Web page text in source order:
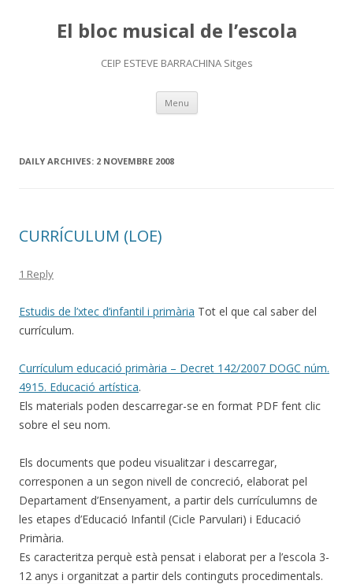
El bloc musical de l’escola
CEIP ESTEVE BARRACHINA Sitges
Menu Skip
content
DAILY ARCHIVES: 2 NOVEMBRE 2008
CURRÍCULUM (LOE)
1 Reply
Estudis de l’xtec d’infantil i primària Tot el que cal saber del
currículum.
Currículum educació primària – Decret 142/2007 DOGC núm.
4915. Educació artística.
Els materials poden descarregar-se en format PDF fent clic
sobre el seu nom.
Els documents que podeu visualitzar i descarregar,
corresponen a un segon nivell de concreció, elaborat pel
Departament d’Ensenyament, a partir dels currículumns de
les etapes d’Educació Infantil (Cicle Parvulari) i Educació
Primària.
Es caracteritza perquè està pensat i elaborat per a l’escola 3-
12 anys i organitzat a partir dels continguts procedimentals.